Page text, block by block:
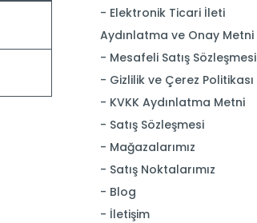
Elektronik Ticari İleti
Aydınlatma ve Onay Metni
Mesafeli Satış Sözleşmesi
Gizlilik ve Çerez Politikası
KVKK Aydınlatma Metni
Satış Sözleşmesi
Mağazalarımız
Satış Noktalarımız
Blog
İletişim